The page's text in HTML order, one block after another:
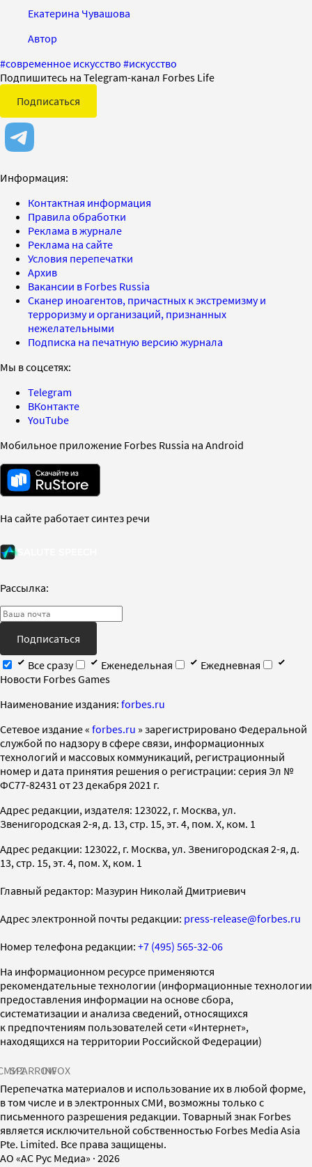
Екатерина Чувашова
Автор
#современное искусство #искусство
Подпишитесь на Telegram-канал Forbes Life
Подписаться
Информация:
Контактная информация
Правила обработки
Реклама в журнале
Реклама на сайте
Условия перепечатки
Архив
Вакансии в Forbes Russia
Сканер иноагентов, причастных к экстремизму и
терроризму и организаций, признанных
нежелательными
Подписка на печатную версию журнала
Мы в соцсетях:
Telegram
ВКонтакте
YouTube
Мобильное приложение Forbes Russia на Android
На сайте работает синтез речи
Рассылка:
Подписаться
Все сразу
Еженедельная
Ежедневная
Новости Forbes Games
Наименование издания: forbes.ru
Cетевое издание « forbes.ru » зарегистрировано Федеральной
службой по надзору в сфере связи, информационных
технологий и массовых коммуникаций, регистрационный
номер и дата принятия решения о регистрации: серия Эл №
ФС77-82431 от 23 декабря 2021 г.
Адрес редакции, издателя: 123022, г. Москва, ул.
Звенигородская 2-я, д. 13, стр. 15, эт. 4, пом. X, ком. 1
Адрес редакции: 123022, г. Москва, ул. Звенигородская 2-я, д.
13, стр. 15, эт. 4, пом. X, ком. 1
Главный редактор: Мазурин Николай Дмитриевич
Адрес электронной почты редакции: press-release@forbes.ru
Номер телефона редакции: +7 (495) 565-32-06
На информационном ресурсе применяются
рекомендательные технологии (информационные технологии
предоставления информации на основе сбора,
систематизации и анализа сведений, относящихся
к предпочтениям пользователей сети «Интернет»,
находящихся на территории Российской Федерации)
SPARROWINFOX
Перепечатка материалов и использование их в любой форме,
в том числе и в электронных СМИ, возможны только с
письменного разрешения редакции. Товарный знак Forbes
является исключительной собственностью Forbes Media Asia
Pte. Limited. Все права защищены.
AO «АС Рус Медиа» · 2026